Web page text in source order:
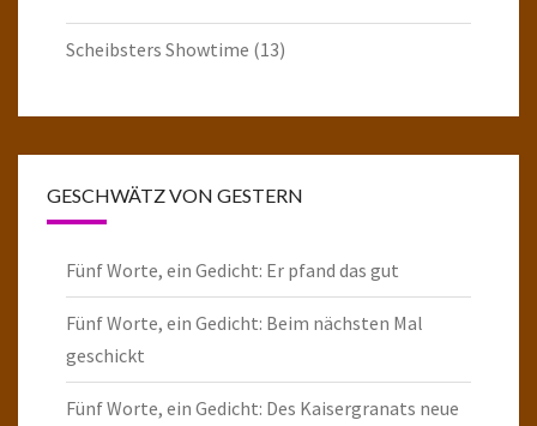
Scheibsters Showtime (13)
GESCHWÄTZ VON GESTERN
Fünf Worte, ein Gedicht: Er pfand das gut
Fünf Worte, ein Gedicht: Beim nächsten Mal
geschickt
Fünf Worte, ein Gedicht: Des Kaisergranats neue